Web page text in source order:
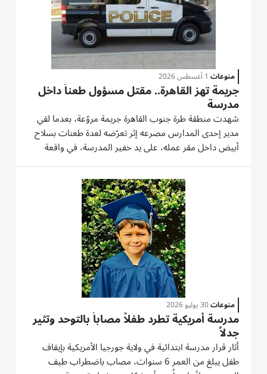
منوعات 1 أغسطس 2026
جريمة تهز القاهرة.. مقتل مسؤول طعناً داخل
مدرسة
شهدت منطقة طرة جنوب القاهرة جريمة مروّعة، بعدما لقي
مدير إحدى المدارس مصرعه إثر تعرّضه لعدة طعنات بسلاح
أبيض داخل مقر عمله، على يد خفير المدرسة، في واقعة
أثارت حالة من الصدمة، فيما تباشر النيابة العامة تحقيقاتها
لكشف ملابسات الحادث. خلاف وظيفي تحول إلى جريمة
منوعات30 يوليو 2026
مدرسة أمريكية تطرد طفلاً مصاباً بالتوحد وتثير
جدلاً
أثار قرار مدرسة ابتدائية في ولاية جورجيا الأمريكية بإيقاف
طفل يبلغ من العمر 6 سنوات، مصاب باضطراب طيف